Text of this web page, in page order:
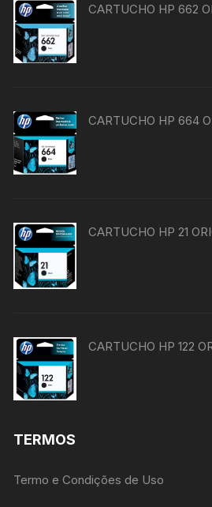
CARTUCHO HP 662
CARTUCHO HP 664
CARTUCHO HP 21
CARTUCHO HP 122
TERMOS
Termo e Condições de Uso